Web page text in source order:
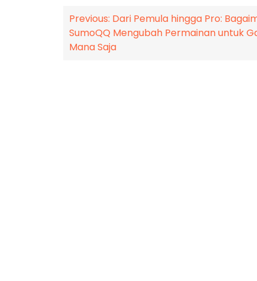
Post
navigation
Previous: Dari Pemula hingga Pro:
SumoQQ Mengubah Permainan untuk
Mana Saja